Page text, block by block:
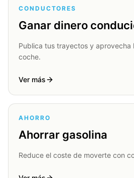
CONDUCTORES
Ganar dinero
Publica tus trayectos y aprovecha
coche.
Ver más
AHORRO
Ahorrar gasolina
Reduce el coste de moverte con